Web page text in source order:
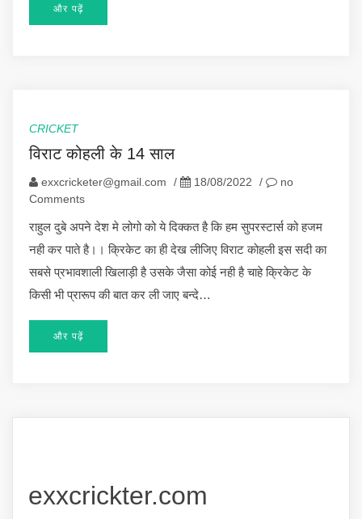
और पढ़ें
CRICKET
विराट कोहली के 14 साल
exxcricketer@gmail.com / 18/08/2022 /
no
Comments
राहुल दुबे अपने देश मे लोगो को ये दिक्कत है कि हम सुपरस्टार्स को हजम
नही कर पाते है।। क्रिकेट का ही देख लीजिए विराट कोहली इस सदी का
सबसे प्रभावशाली खिलाड़ी है उसके जैसा कोई नही है चाहे क्रिकेट के
किसी भी प्रारूप की बात कर ली जाए बन्दे…
और पढ़ें
exxcrickter.com